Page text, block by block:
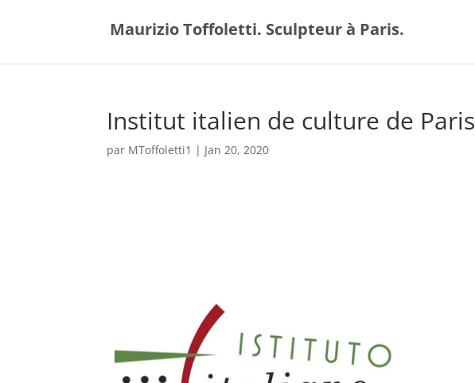
Maurizio Toffoletti. Sculpteur à Paris.
Institut italien de culture de Paris
par MToffoletti1 | Jan 20, 2020